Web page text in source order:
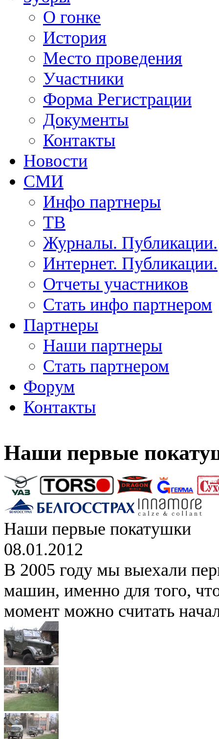
О гонке
История
Место проведения
Участники
Форма Регистрации
Документы
Контакты
Новости
СМИ
Инфо партнеры
ТВ
Журналы. Публикации.
Интернет. Публикации.
Отчеты участников
Стать инфо партнером
Партнеры
Наши партнеры
Стать партнером
Форум
Контакты
Наши первые
Наши первые покатушки
08.01.2012
В 2005 году мы выехали
машин, именно для того,
момент можно считать